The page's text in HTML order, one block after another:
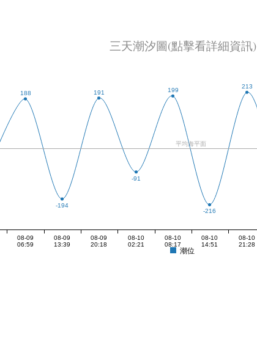
三天潮汐圖(點擊看詳細資訊)
188
-194
191
-91
199
-216
213
平均海平面
08-09
06:59
08-09
13:39
08-09
20:18
08-10
02:21
08-10
08:17
08-10
14:51
08-10
21:28
潮位